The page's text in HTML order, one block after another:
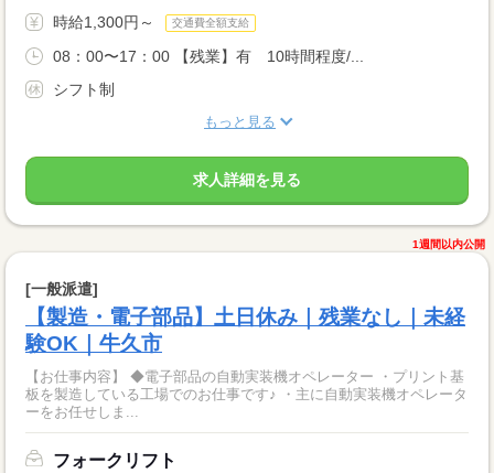
時給1,300円～ 交通費全額支給
08：00〜17：00 【残業】有 10時間程度/...
シフト制
もっと見る
求人詳細を見る
1週間以内公開
[一般派遣]
【製造・電子部品】土日休み｜残業なし｜未経
験OK｜牛久市
【お仕事内容】 ◆電子部品の自動実装機オペレーター ・プリント基
板を製造している工場でのお仕事です♪ ・主に自動実装機オペレータ
ーをお任せしま...
フォークリフト